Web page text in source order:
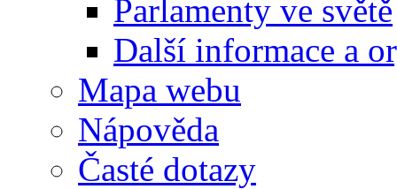
Parlamenty ve světě
Další informace a
Mapa webu
Nápověda
Časté dotazy